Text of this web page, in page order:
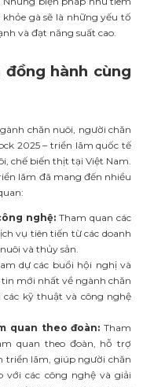
gà sẽ là những yếu tố
và đạt năng suất cao.
hành cùng
chăn nuôi, người chăn
2025 – triển lãm quốc tế
chế biến thịt tại Việt Nam.
lãm đã mang đến nhiều
nghệ: Tham quan các
vụ tiên tiến từ các doanh
và thủy sản.
dự các buổi hội nghị và
mới nhất về ngành chăn
kỹ thuật và công nghệ
quan theo đoàn: Tham
quan theo đoàn, hỗ trợ
triển lãm, giúp người chăn
với các công nghệ và giải